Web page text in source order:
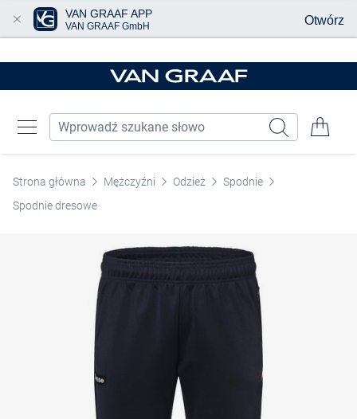
Strona główna Mężczyźni Odzież
Spodnie
Spodnie dresowe
VAN GRAAF APP
VAN GRAAF GmbH Otwórz